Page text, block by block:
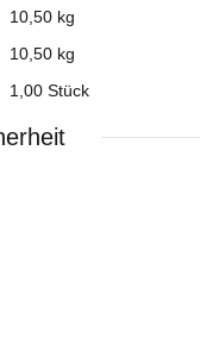
10,50 kg
10,50 kg
1,00 Stück